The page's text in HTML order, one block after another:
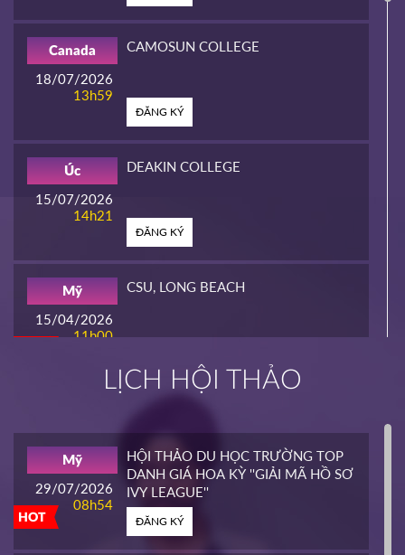
18/07/2026
13h59
Canada CAMOSUN COLLEGE
ĐĂNG KÝ
15/07/2026
14h21
Úc DEAKIN COLLEGE
ĐĂNG KÝ
15/04/2026
11h00
Mỹ CSU, LONG BEACH
14h00
ĐĂNG KÝ
CALIFORNIA STATE UNIVERSITY,
LỊCH HỘI THẢO
HOT
29/07/2026
08h54
Mỹ
HỘI THẢO DU HỌC TRƯỜNG TOP
DANH GIÁ HOA KỲ ''GIẢI MÃ HỒ SƠ
IVY LEAGUE''
ĐĂNG KÝ